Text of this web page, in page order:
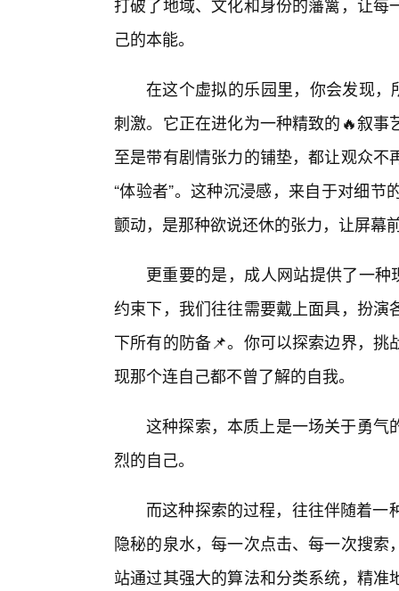
己的本能。
在这个虚拟的乐园里，你会发现，
刺激。它正在进化为一种精致的🔥叙
至是带有剧情张力的铺垫，都让观众
“体验者”。这种沉浸感，来自于对细
颤动，是那种欲说还休的张力，让屏幕
更重要的是，成人网站提供了一种
约束下，我们往往需要戴上面具，扮
下所有的防备📌。你可以探索边界，
现那个连自己都不曾了解的自我。
这种探索，本质上是一场关于勇
烈的自己。
而这种探索的过程，往往伴随着
隐秘的泉水，每一次点击、每一次搜
站通过其强大的算法和分类系统，精